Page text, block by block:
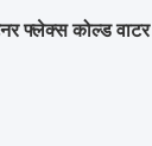
फ्लेक्स कोल्ड वाटर